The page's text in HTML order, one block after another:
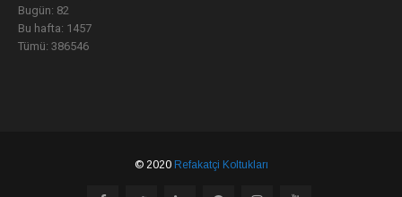
Bugün: 82
Bu hafta: 1457
Tümü: 386546
© 2020 Refakatçi Koltukları